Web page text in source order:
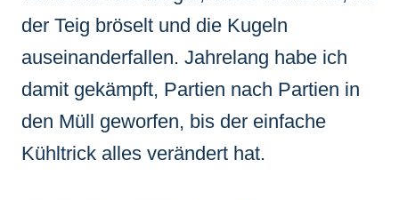
der Teig bröselt und die Kugeln
auseinanderfallen. Jahrelang habe ich
damit gekämpft, Partien nach Partien in
den Müll geworfen, bis der einfache
Kühltrick alles verändert hat.